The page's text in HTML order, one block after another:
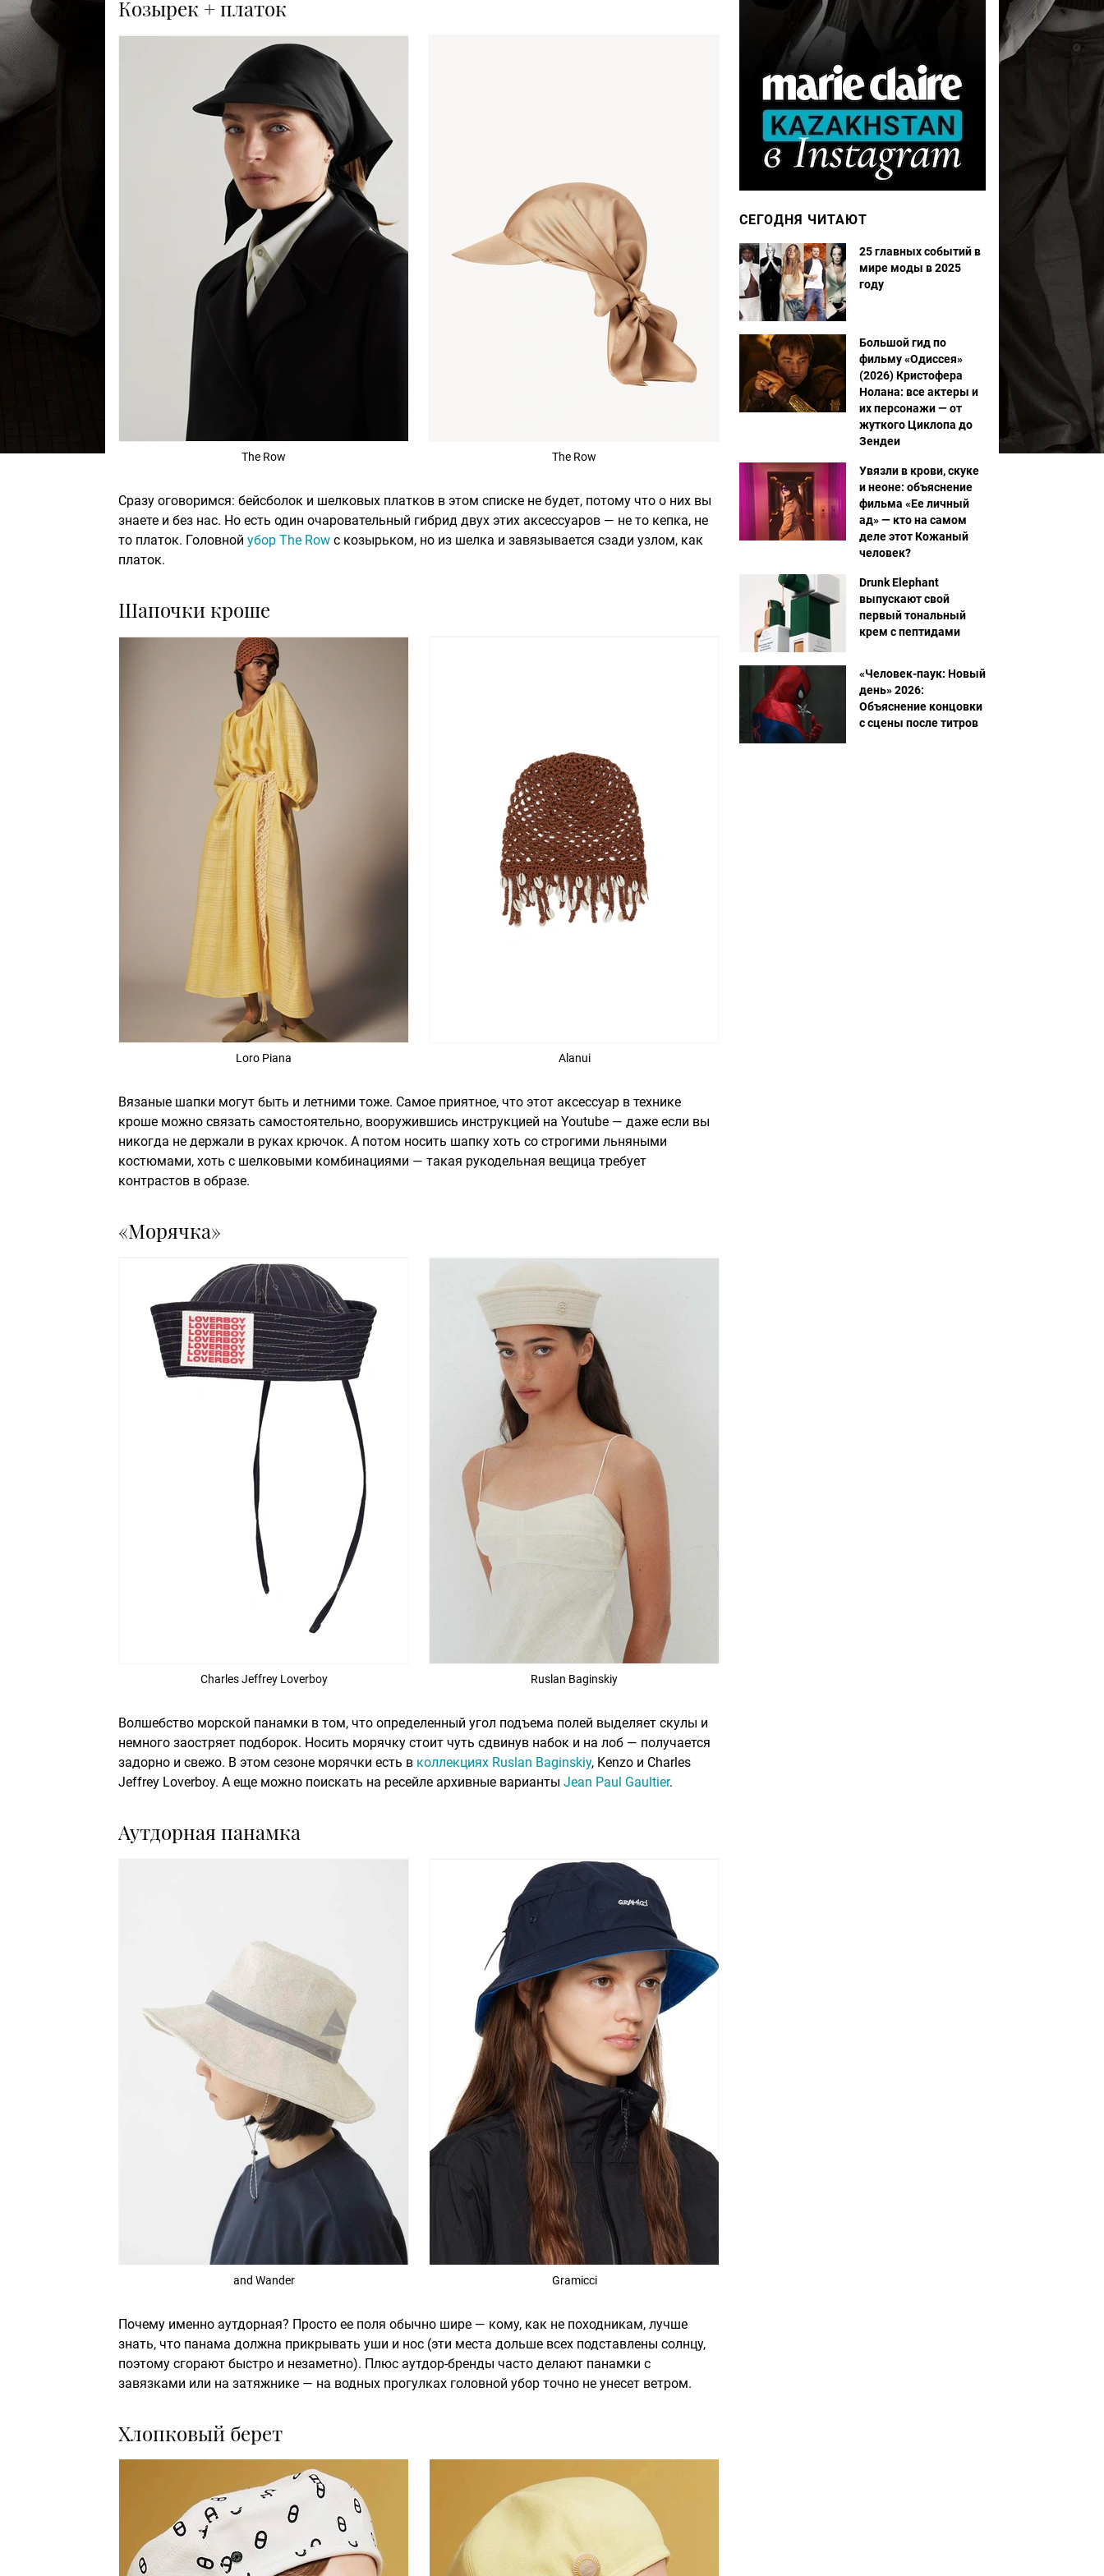
Козырек + платок
The Row The Row
Сразу оговоримся: бейсболок и шелковых платков в этом списке не будет, потому что о них вы
знаете и без нас. Но есть один очаровательный гибрид двух этих аксессуаров — не то кепка, не
то платок. Головной убор The Row с козырьком, но из шелка и завязывается сзади узлом, как
платок.
Шапочки кроше
Loro Piana Alanui
Вязаные шапки могут быть и летними тоже. Самое приятное, что этот аксессуар в технике
кроше можно связать самостоятельно, вооружившись инструкцией на Youtube — даже если вы
никогда не держали в руках крючок. А потом носить шапку хоть со строгими льняными
костюмами, хоть с шелковыми комбинациями — такая рукодельная вещица требует
контрастов в образе.
«Морячка»
Charles Jeffrey Loverboy Ruslan Baginskiy
Волшебство морской панамки в том, что определенный угол подъема полей выделяет скулы и
немного заостряет подборок. Носить морячку стоит чуть сдвинув набок и на лоб — получается
задорно и свежо. В этом сезоне морячки есть в коллекциях Ruslan Baginskiy, Kenzo и Charles
Jeffrey Loverboy. А еще можно поискать на ресейле архивные варианты Jean Paul Gaultier.
Аутдорная панамка
and Wander Gramicci
Почему именно аутдорная? Просто ее поля обычно шире — кому, как не походникам, лучше
знать, что панама должна прикрывать уши и нос (эти места дольше всех подставлены солнцу,
поэтому сгорают быстро и незаметно). Плюс аутдор-бренды часто делают панамки с
завязками или на затяжнике — на водных прогулках головной убор точно не унесет ветром.
Хлопковый берет
СЕГОДНЯ ЧИТАЮТ
25 главных событий в
мире моды в 2025
году
Большой гид по
фильму «Одиссея»
(2026) Кристофера
Нолана: все актеры и
их персонажи — от
жуткого Циклопа до
Зендеи
Увязли в крови, скуке
и неоне: объяснение
фильма «Ее личный
ад» — кто на самом
деле этот Кожаный
человек?
Drunk Elephant
выпускают свой
первый тональный
крем с пептидами
«Человек-паук: Новый
день» 2026:
Объяснение концовки
с сцены после титров